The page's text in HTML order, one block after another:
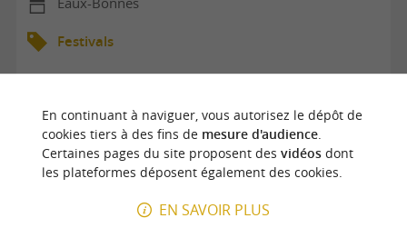
Festivals
En continuant à naviguer, vous autorisez le dépôt de
cookies tiers à des fins de mesure d'audience.
Certaines pages du site proposent des vidéosdont
les plateformes déposent également des cookies.
EN SAVOIR PLUS